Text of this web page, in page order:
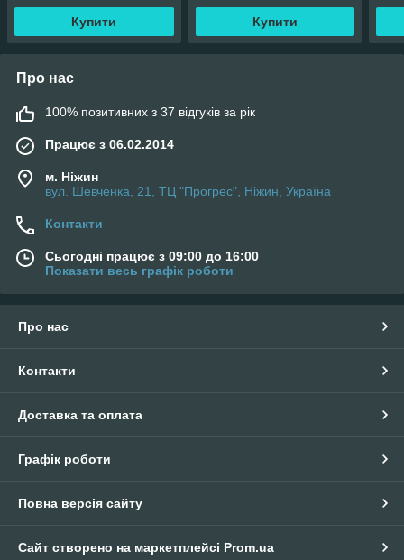
Купити Купити
Про нас
100% позитивних з 37 відгуків за рік
Працює з 06.02.2014
м. Ніжин
вул. Шевченка, 21, ТЦ "Прогрес", Ніжин, Україна
Контакти
Сьогодні працює з 09:00 до 16:00
Показати весь графік роботи
Про нас
Контакти
Доставка та оплата
Графік роботи
Повна версія сайту
Сайт створено на маркетплейсі Prom.ua